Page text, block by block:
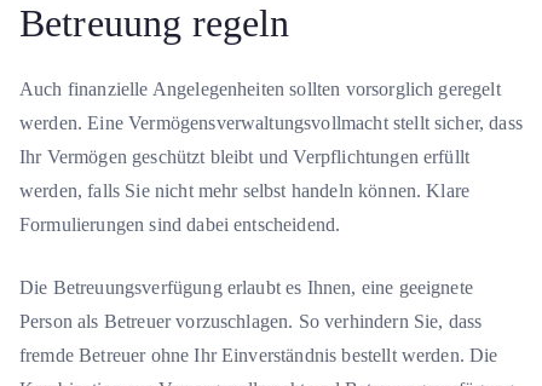
Betreuung regeln
Auch finanzielle Angelegenheiten sollten vorsorglich geregelt
werden. Eine Vermögensverwaltungsvollmacht stellt sicher, dass
Ihr Vermögen geschützt bleibt und Verpflichtungen erfüllt
werden, falls Sie nicht mehr selbst handeln können. Klare
Formulierungen sind dabei entscheidend.
Die Betreuungsverfügung erlaubt es Ihnen, eine geeignete
Person als Betreuer vorzuschlagen. So verhindern Sie, dass
fremde Betreuer ohne Ihr Einverständnis bestellt werden. Die